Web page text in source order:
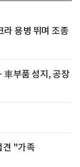
라 용병 뛰며 조종
부품 성지, 공장
견 "가족